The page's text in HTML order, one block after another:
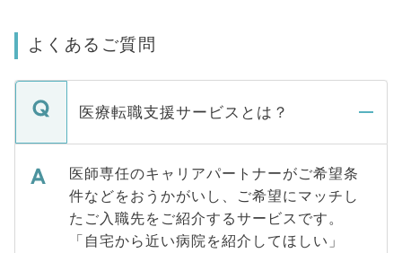
よくあるご質問
医療転職支援サービスとは？
医師専任のキャリアパートナーがご希望条
件などをおうかがいし、ご希望にマッチし
たご入職先をご紹介するサービスです。
「自宅から近い病院を紹介してほしい」